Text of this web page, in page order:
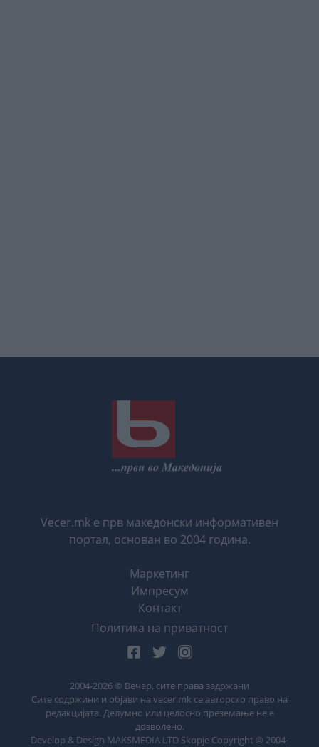
Vecer.mk е прв македонски информативен
портал, основан во 2004 година.
Маркетинг
Импресум
Контакт
Политика на приватност
2004-2026 © Вечер, сите права задржани
Сите содржини и објави на vecer.mk се авторско право на
редакцијата. Делумно или целосно преземање не е
дозволено.
Develop & Design MAKSMEDIA LTD Skopje Copyright © 2004-